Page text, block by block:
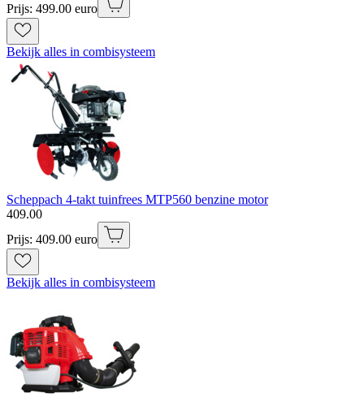
Prijs: 499.00 euro
Bekijk alles in combisysteem
Scheppach 4-takt tuinfrees MTP560 benzine motor
409.00
Prijs: 409.00 euro
Bekijk alles in combisysteem